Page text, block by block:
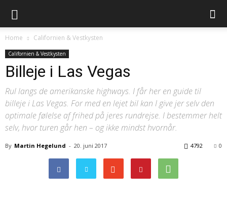
Home Californien & Vestkysten
Californien & Vestkysten
Billeje i Las Vegas
Rul langs de amerikanske highways. I får her en guide til
billeje i Las Vegas. For med en lejet bil kan I give jer selv den
optimale følelse af frihed på jeres rundrejse. I bestemmer helt
selv, hvor turen går hen – og ikke mindst hvornår.
By Martin Hegelund - 20. juni 2017 0
4792